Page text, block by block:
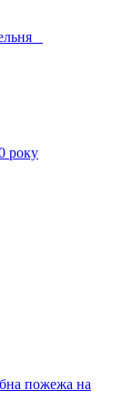
року
пожежа на